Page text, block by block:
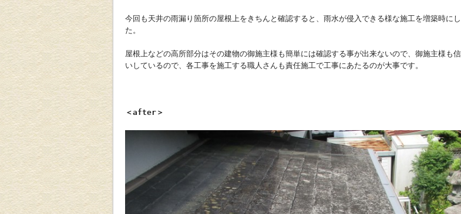
今回も天井の雨漏り箇所の屋根上をきちんと確認すると、雨水が侵入できる様な施工を増築時に
た。
屋根上などの高所部分はその建物の御施主様も簡単には確認する事が出来ないので、御施主様も
いしているので、各工事を施工する職人さんも責任施工で工事にあたるのが大事です。
＜after＞